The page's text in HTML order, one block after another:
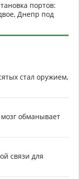
портов:
Днепр под
стал оружием,
обманывает
связи для